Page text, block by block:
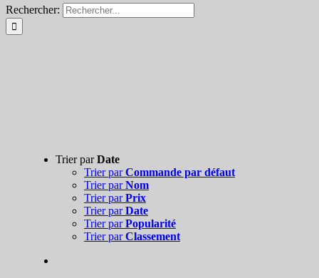
Rechercher:
Trier parDate
Trier parCommande par défaut
Trier parNom
Trier parPrix
Trier parDate
Trier parPopularité
Trier parClassement